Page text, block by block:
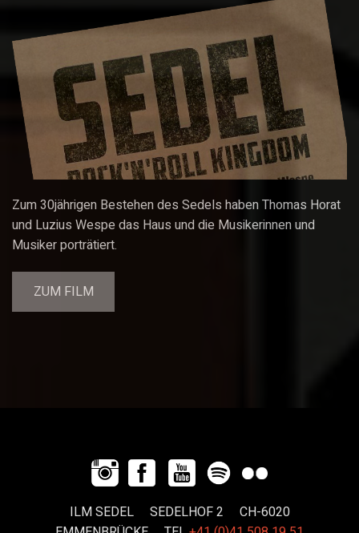
Zum 30jährigen Bestehen des Sedels haben Thomas Horat
und Luzius Wespe das Haus und die Musikerinnen und
Musiker porträtiert.
ZUM FILM
ILM SEDEL SEDELHOF 2 CH-6020